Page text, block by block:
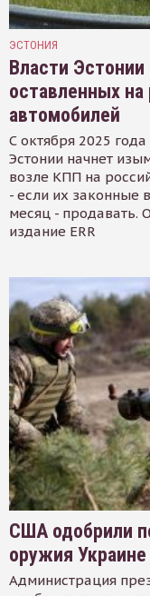
ЭСТОНИЯ
Власти
оставленных на
автомобилей
С октября 2025
Эстонии начнет
возле КПП на
- если их законные
месяц - продавать.
издание ERR
США одобрили
оружия
Администрация